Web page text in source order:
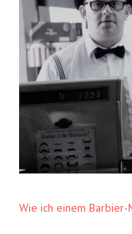
Wie ich einem